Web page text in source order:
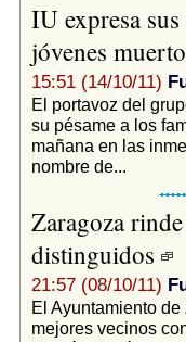
IU expresa
jóvenes
15:51 (14/10/11)
El portavoz del
su pésame a los
mañana en las
nombre de...
Zaragoza
distinguidos
21:57 (08/10/11)
El Ayuntamiento
mejores vecinos